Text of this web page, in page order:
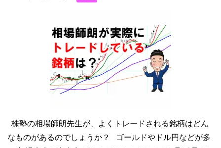
株塾の相場師朗先生が、よくトレードされる銘柄はどん
なものがあるのでしょうか？ ゴールドやドル円などが多